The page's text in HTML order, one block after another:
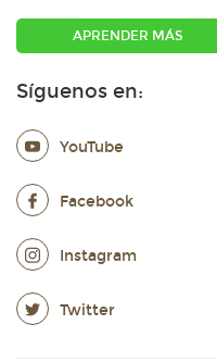
APRENDER MÁS
Síguenos en:
YouTube
Facebook
Instagram
Twitter